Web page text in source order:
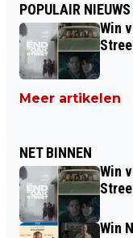
POPULAIR NIEUWS
Win
Meer artikelen
NET BINNEN
Win
Win